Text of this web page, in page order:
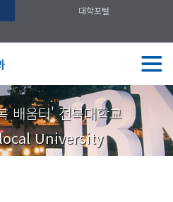
대학포털
배움터' 전북대학교
University